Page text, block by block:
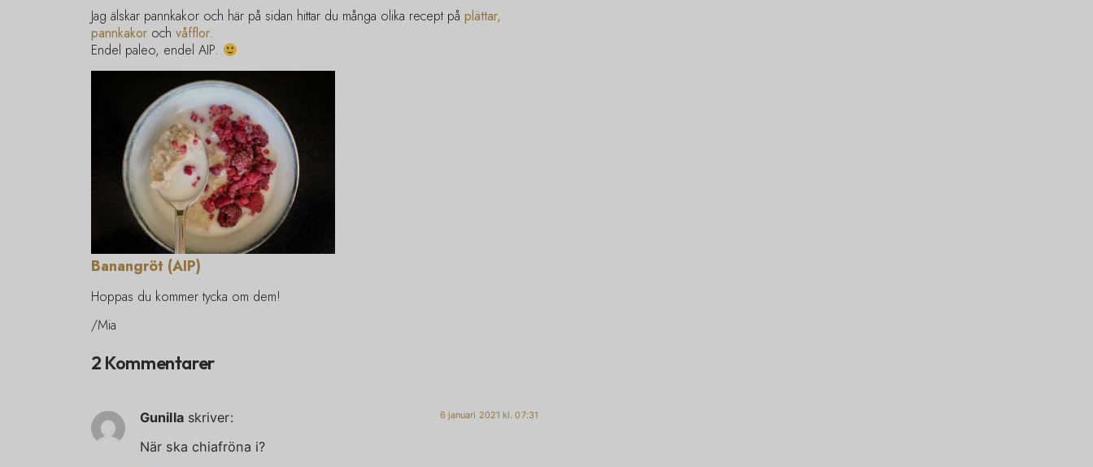
Jag älskar pannkakor och här på sidan hittar du många olika recept på plättar,
pannkakor och våfflor.
Endel paleo, endel AIP.
Banangröt (AIP)
Hoppas du kommer tycka om dem!
/Mia
2 Kommentarer
Gunilla skriver: 6 januari 2021 kl. 07:31
När ska chiafröna i?